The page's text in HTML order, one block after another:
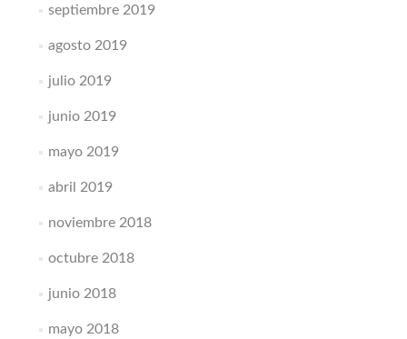
septiembre 2019
agosto 2019
julio 2019
junio 2019
mayo 2019
abril 2019
noviembre 2018
octubre 2018
junio 2018
mayo 2018